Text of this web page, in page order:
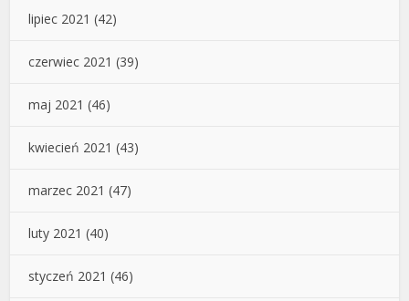
lipiec 2021 (42)
czerwiec 2021 (39)
maj 2021 (46)
kwiecień 2021 (43)
marzec 2021 (47)
luty 2021 (40)
styczeń 2021 (46)